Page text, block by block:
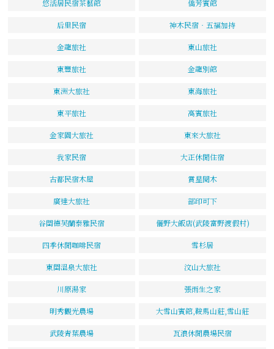
悠活居民宿茶藝館 僑芳賓館
后里民宿 神木民宿‧五福加持
金龍旅社 東山旅社
東豐旅社 金龍別館
東洲大旅社 東海旅社
東平旅社 高賓旅社
金家園大旅社 東來大旅社
我家民宿 大正休閒住宿
古都民宿木屋 賞星閱木
廣達大旅社 部印可下
谷關德芙蘭泰雅民宿 儷野大飯店(武陵富野渡假村)
四季休閒咖啡民宿 雪杉居
東關溫泉大旅社 汶山大旅社
川原湯家 張雨生之家
明秀觀光農場 大雪山賓館,鞍馬山莊,雪山莊
武陵青葉農場 瓦浪休閒農場民宿